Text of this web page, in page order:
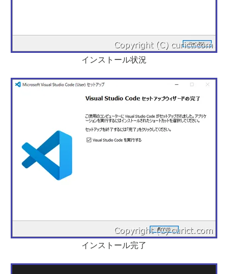
インストール状況
インストール完了